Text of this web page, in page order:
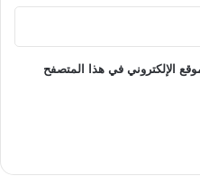
الإلكتروني في هذا المتصفح